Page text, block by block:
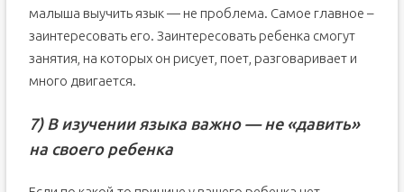
малыша выучить язык — не проблема. Самое главное –
заинтересовать его. Заинтересовать ребенка смогут
занятия, на которых он рисует, поет, разговаривает и
много двигается.
7) В изучении языка важно — не «давить»
на своего ребенка